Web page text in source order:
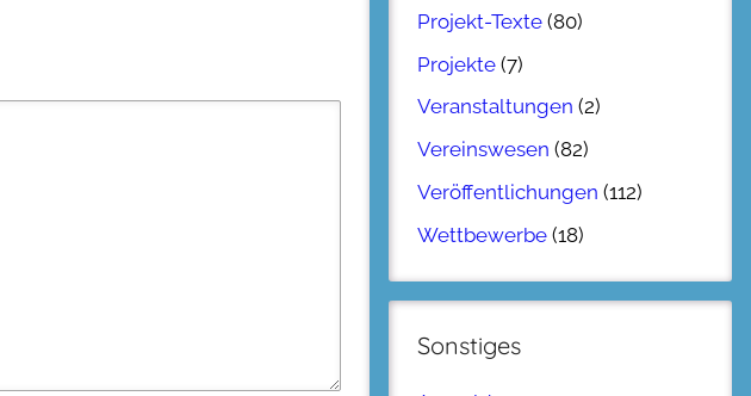
Projekt-Texte (80)
Projekte (7)
Veranstaltungen (2)
Vereinswesen (82)
Veröffentlichungen (112)
Wettbewerbe (18)
Sonstiges